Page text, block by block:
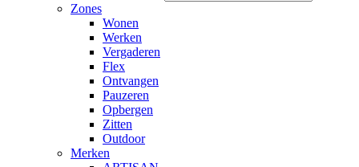
Zones
Wonen
Werken
Vergaderen
Flex
Ontvangen
Pauzeren
Opbergen
Zitten
Outdoor
Merken